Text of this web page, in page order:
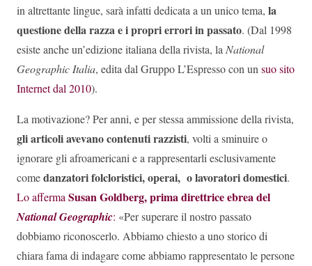
in altrettante lingue, sarà infatti dedicata a un unico tema, la
questione della razza e i propri errori in passato. (Dal 1998
esiste anche un’edizione italiana della rivista, la National
Geographic Italia, edita dal Gruppo L’Espresso con un suo sito
Internet dal 2010).
La motivazione? Per anni, e per stessa ammissione della rivista,
gli articoli avevano contenuti razzisti, volti a sminuire o
ignorare gli afroamericani e a rappresentarli esclusivamente
comedanzatori folcloristici, operai, o lavoratori domestici.
Lo afferma Susan Goldberg, primadirettrice ebrea del
National Geographic: «Per superare il nostro passato
dobbiamo riconoscerlo. Abbiamo chiesto a uno storico di
chiara fama di indagare come abbiamo rappresentato le persone